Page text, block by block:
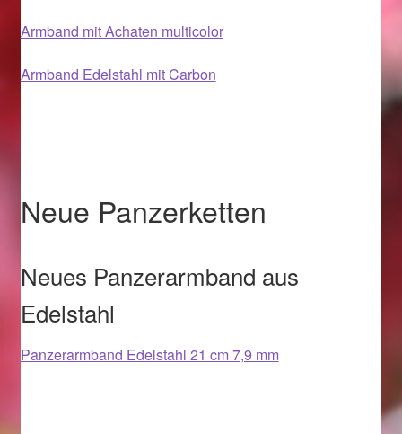
Magisches und Festliches zu Halloween
Magisches und Festliches zu Halloween 2021
Logout
Ostergeschenke finden für Ostern 2015
Ostergeschenke finden für Ostern 2016
Ostergeschenke finden für Ostern 2017
Armband mit Achaten multicolor
Armband Edelstahl mit Carbon
Neue Panzerketten
Neues Panzerarmband aus
Edelstahl
Panzerarmband Edelstahl 21 cm 7,9 mm